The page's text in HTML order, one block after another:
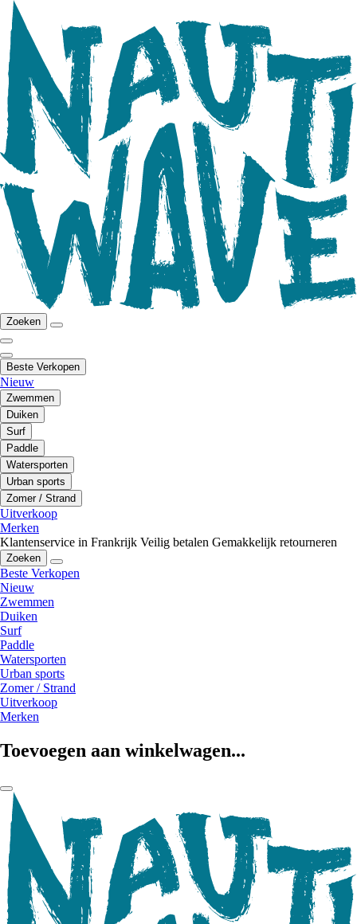
Zoeken
Beste Verkopen
Nieuw
Zwemmen
Duiken
Surf
Paddle
Watersporten
Urban sports
Zomer / Strand
Uitverkoop
Merken
Klantenservice in Frankrijk Veilig betalen Gemakkelijk retourneren
Zoeken
Beste Verkopen
Nieuw
Zwemmen
Duiken
Surf
Paddle
Watersporten
Urban sports
Zomer / Strand
Uitverkoop
Merken
Toevoegen aan winkelwagen...